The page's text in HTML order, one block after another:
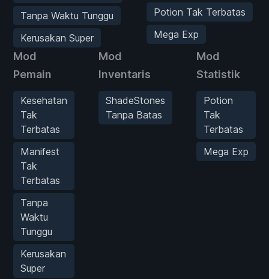
Tanpa Waktu Tunggu
Kerusakan Super
Potion Tak Terbatas
Mega Exp
Mod
Pemain
Kesehatan
Tak
Terbatas
Manifest
Tak
Terbatas
Tanpa
Waktu
Tunggu
Kerusakan
Super
Mod
Inventaris
ShadeStones
Tanpa Batas
Mod
Statistik
Potion
Tak
Terbatas
Mega Exp